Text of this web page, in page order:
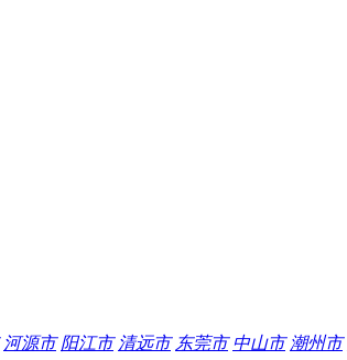
河源市 阳江市 清远市 东莞市 中山市 潮州市